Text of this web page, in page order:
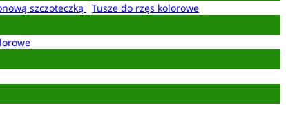
szczoteczką
Tusze do rzęs kolorowe